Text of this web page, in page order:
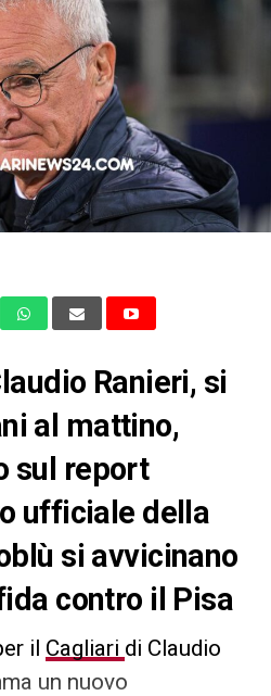
Ranieri, si
al mattino,
sul report
ufficiale della
si avvicinano
contro il Pisa
il Cagliari di Claudio
un nuovo